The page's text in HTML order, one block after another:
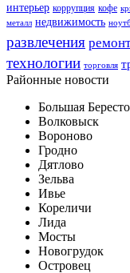
интерьер коррупция кофе
металл недвижимость
развлечения ремонт
технологии торговля
Районные новости
Большая
Волковыск
Вороново
Гродно
Дятлово
Зельва
Ивье
Кореличи
Лида
Мосты
Новогрудок
Островец